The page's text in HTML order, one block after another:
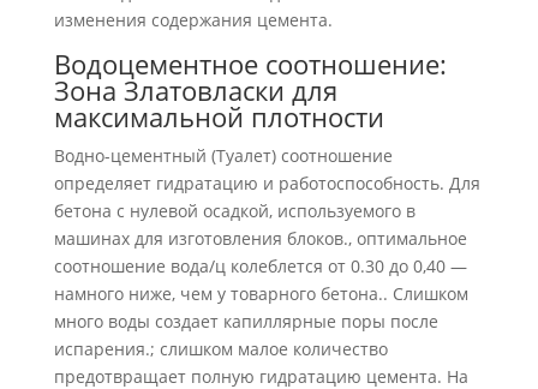
изменения содержания цемента.
Водоцементное соотношение:
Зона Златовласки для
максимальной плотности
Водно-цементный (Туалет) соотношение
определяет гидратацию и работоспособность. Для
бетона с нулевой осадкой, используемого в
машинах для изготовления блоков., оптимальное
соотношение вода/ц колеблется от 0.30 до 0,40 —
намного ниже, чем у товарного бетона.. Слишком
много воды создает капиллярные поры после
испарения.; слишком малое количество
предотвращает полную гидратацию цемента. На